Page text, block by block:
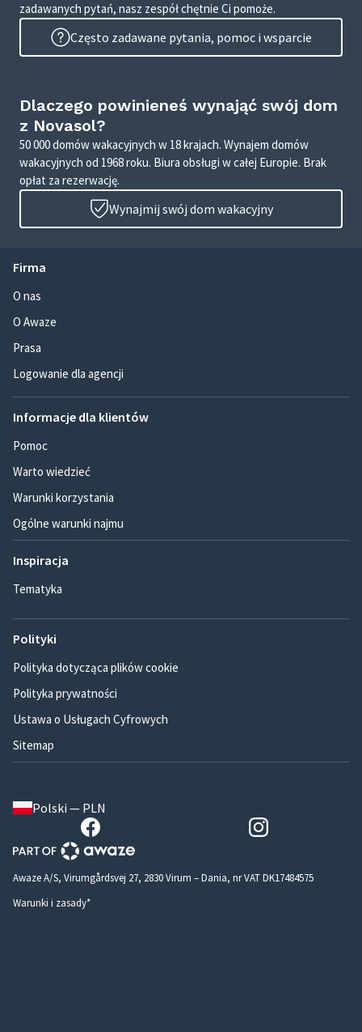
zadawanych pytań, nasz zespół chętnie Ci pomoże.
Często zadawane pytania, pomoc i wsparcie
Dlaczego powinieneś wynająć swój dom
z Novasol?
50 000 domów wakacyjnych w 18 krajach. Wynajem domów
wakacyjnych od 1968 roku. Biura obsługi w całej Europie. Brak
opłat za rezerwację.
Wynajmij swój dom wakacyjny
Firma
O nas
O Awaze
Prasa
Logowanie dla agencji
Informacje dla klientów
Pomoc
Warto wiedzieć
Warunki korzystania
Ogólne warunki najmu
Inspiracja
Tematyka
Polityki
Polityka dotycząca plików cookie
Polityka prywatności
Ustawa o Usługach Cyfrowych
Sitemap
Polski — PLN
Awaze A/S, Virumgårdsvej 27, 2830 Virum – Dania, nr VAT DK17484575
Warunki i zasady*